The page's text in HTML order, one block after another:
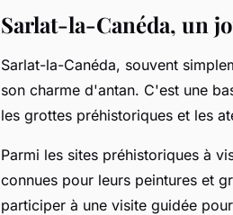
Sarlat-la-Canéda, un
Sarlat-la-Canéda, souvent
son charme d'antan. C'est une
les grottes préhistoriques et les
Parmi les sites préhistoriques à
connues pour leurs peintures et
participer à une visite guidée